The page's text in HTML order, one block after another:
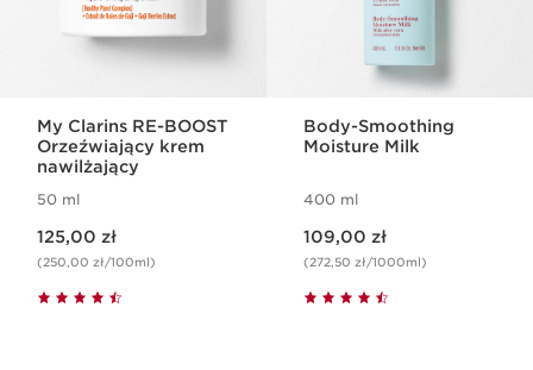
My Clarins RE-BOOST
Orzeźwiający krem
nawilżający
50 ml
125,00 zł
(250,00 zł/100ml)
Body-Smoothing
Moisture Milk
400 ml
109,00 zł
(272,50 zł/1000ml)